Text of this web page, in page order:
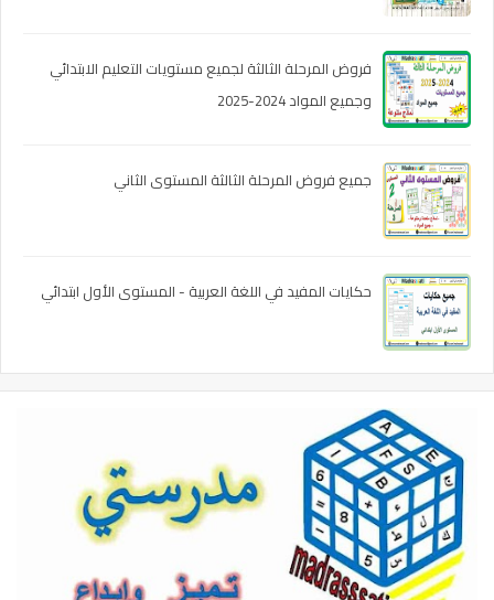
فروض المرحلة الثالثة لجميع مستويات التعليم الابتدائي
وجميع المواد 2024-2025
جميع فروض المرحلة الثالثة المستوى الثاني
حكايات المفيد في اللغة العربية - المستوى الأول ابتدائي